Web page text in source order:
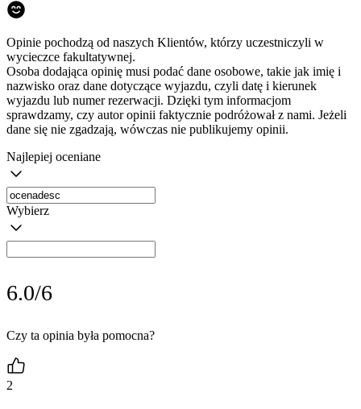
Opinie pochodzą od naszych Klientów, którzy uczestniczyli w
wycieczce fakultatywnej.
Osoba dodająca opinię musi podać dane osobowe, takie jak imię i
nazwisko oraz dane dotyczące wyjazdu, czyli datę i kierunek
wyjazdu lub numer rezerwacji. Dzięki tym informacjom
sprawdzamy, czy autor opinii faktycznie podróżował z nami. Jeżeli
dane się nie zgadzają, wówczas nie publikujemy opinii.
Najlepiej oceniane
Wybierz
6.0/6
Czy ta opinia była pomocna?
2